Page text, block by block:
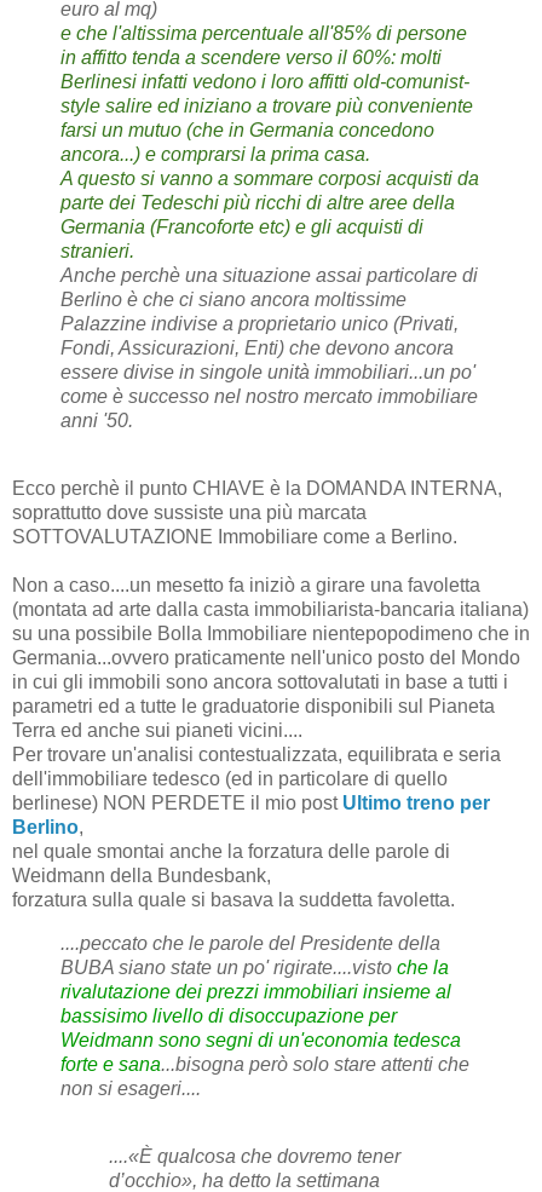
euro al mq)
e che l'altissima percentuale all'85% di persone
in affitto tenda a scendere verso il 60%: molti
Berlinesi infatti vedono i loro affitti old-comunist-
style salire ed iniziano a trovare più conveniente
farsi un mutuo (che in Germania concedono
ancora...) e comprarsi la prima casa.
A questo si vanno a sommare corposi acquisti da
parte dei Tedeschi più ricchi di altre aree della
Germania (Francoforte etc) e gli acquisti di
stranieri.
Anche perchè una situazione assai particolare di
Berlino è che ci siano ancora moltissime
Palazzine indivise a proprietario unico (Privati,
Fondi, Assicurazioni, Enti) che devono ancora
essere divise in singole unità immobiliari...un po'
come è successo nel nostro mercato immobiliare
anni '50.
Ecco perchè il punto CHIAVE è la DOMANDA INTERNA,
soprattutto dove sussiste una più marcata
SOTTOVALUTAZIONE Immobiliare come a Berlino.
Non a caso....un mesetto fa iniziò a girare una favoletta
(montata ad arte dalla casta immobiliarista-bancaria italiana)
su una possibile Bolla Immobiliare nientepopodimeno che in
Germania...ovvero praticamente nell'unico posto del Mondo
in cui gli immobili sono ancora sottovalutati in base a tutti i
parametri ed a tutte le graduatorie disponibili sul Pianeta
Terra ed anche sui pianeti vicini....
Per trovare un'analisi contestualizzata, equilibrata e seria
dell'immobiliare tedesco (ed in particolare di quello
berlinese) NON PERDETE il mio post Ultimo treno per
Berlino,
nel quale smontai anche la forzatura delle parole di
Weidmann della Bundesbank,
forzatura sulla quale si basava la suddetta favoletta.
....peccato che le parole del Presidente della
BUBA siano state un po' rigirate....visto che la
rivalutazione dei prezzi immobiliari insieme al
bassisimo livello di disoccupazione per
Weidmann sono segni di un'economia tedesca
forte e sana...bisogna però solo stare attenti che
non si esageri....
....«È qualcosa che dovremo tener
d’occhio», ha detto la settimana